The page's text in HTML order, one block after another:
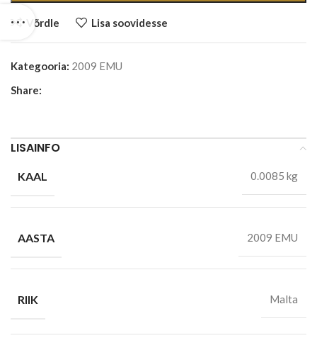
Võrdle Lisa soovidesse
Kategooria: 2009 EMU
Share:
LISAINFO
KAAL 0.0085 kg
AASTA 2009 EMU
RIIK Malta